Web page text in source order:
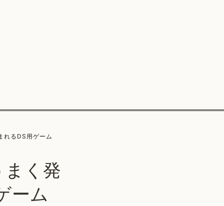
れるDS用ゲーム
く発
ーム